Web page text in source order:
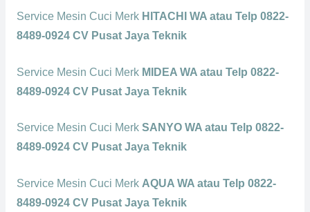
Service Mesin Cuci Merk HITACHI WA atau Telp 0822-
8489-0924 CV Pusat Jaya Teknik
Service Mesin Cuci Merk MIDEA WA atau Telp 0822-
8489-0924 CV Pusat Jaya Teknik
Service Mesin Cuci Merk SANYO WA atau Telp 0822-
8489-0924 CV Pusat Jaya Teknik
Service Mesin Cuci Merk AQUA WA atau Telp 0822-
8489-0924 CV Pusat Jaya Teknik